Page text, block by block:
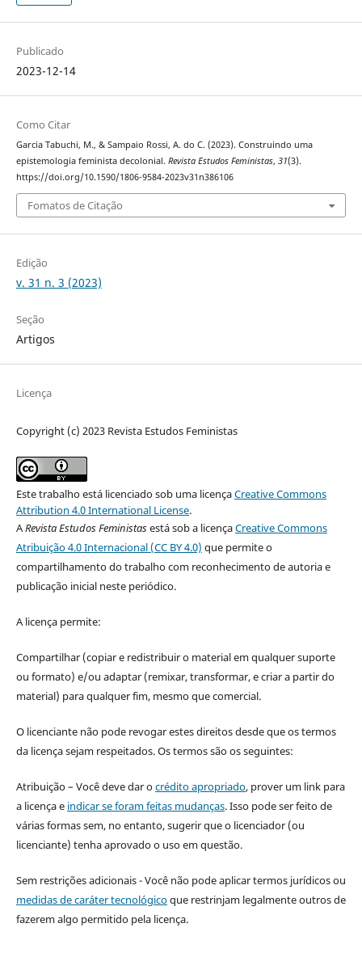
Publicado
2023-12-14
Como Citar
Garcia Tabuchi, M., & Sampaio Rossi, A. do C. (2023). Construindo uma
epistemologia feminista decolonial. Revista Estudos Feministas, 31(3).
https://doi.org/10.1590/1806-9584-2023v31n386106
Fomatos de Citação
Edição
v. 31 n. 3 (2023)
Seção
Artigos
Licença
Copyright (c) 2023 Revista Estudos Feministas
Este trabalho está licenciado sob uma licençaCreative Commons
Attribution 4.0 International License.
ARevista Estudos Feministasestá sob a licençaCreative Commons
Atribuição 4.0 Internacional (CC BY 4.0) que permite o
compartilhamento do trabalho com reconhecimento de autoria e
publicação inicial neste periódico.
A licença permite:
Compartilhar (copiar e redistribuir o material em qualquer suporte
ou formato) e/ou adaptar (remixar, transformar, e criar a partir do
material) para qualquer fim, mesmo que comercial.
O licenciante não pode revogar estes direitos desde que os termos
da licença sejam respeitados. Os termos são os seguintes:
Atribuição – Você deve dar ocrédito apropriado, prover um link para
a licença e indicar se foram feitas mudanças. Isso pode ser feito de
várias formas sem, no entanto, sugerir que o licenciador (ou
licenciante) tenha aprovado o uso em questão.
Sem restrições adicionais - Você não pode aplicar termos jurídicos ou
medidas de caráter tecnológicoque restrinjam legalmente outros de
fazerem algo permitido pela licença.